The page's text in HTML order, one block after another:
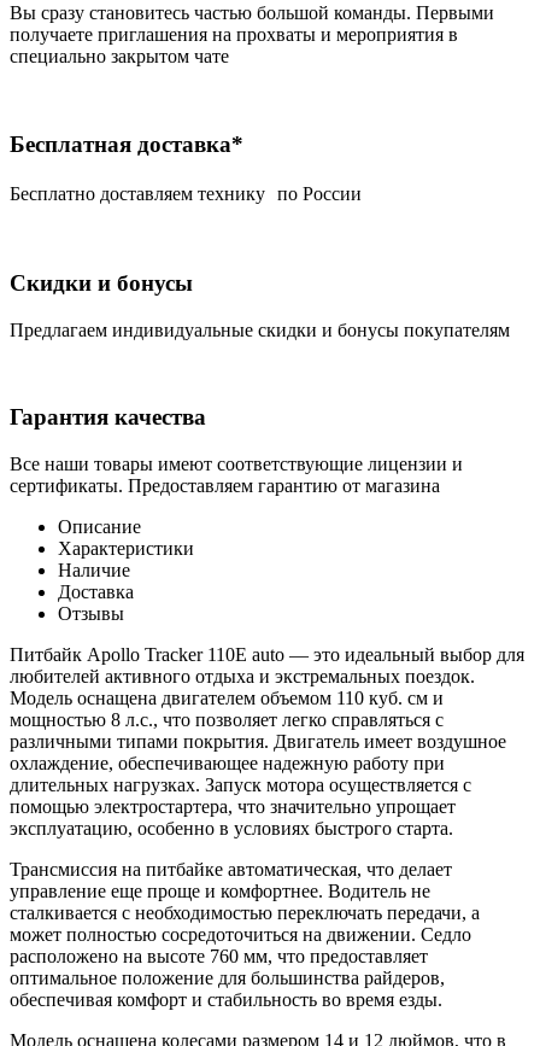
Вы сразу становитесь частью большой команды. Первыми
получаете приглашения на прохваты и мероприятия в
специально закрытом чате
Бесплатная доставка*
Беcплатно доставляем технику по России
Скидки и бонусы
Предлагаем индивидуальные скидки и бонусы покупателям
Гарантия качества
Все наши товары имеют соответствующие лицензии и
сертификаты. Предоставляем гарантию от магазина
Описание
Характеристики
Наличие
Доставка
Отзывы
Питбайк Apollo Tracker 110E auto — это идеальный выбор для
любителей активного отдыха и экстремальных поездок.
Модель оснащена двигателем объемом 110 куб. см и
мощностью 8 л.с., что позволяет легко справляться с
различными типами покрытия. Двигатель имеет воздушное
охлаждение, обеспечивающее надежную работу при
длительных нагрузках. Запуск мотора осуществляется с
помощью электростартера, что значительно упрощает
эксплуатацию, особенно в условиях быстрого старта.
Трансмиссия на питбайке автоматическая, что делает
управление еще проще и комфортнее. Водитель не
сталкивается с необходимостью переключать передачи, а
может полностью сосредоточиться на движении. Седло
расположено на высоте 760 мм, что предоставляет
оптимальное положение для большинства райдеров,
обеспечивая комфорт и стабильность во время езды.
Модель оснащена колесами размером 14 и 12 дюймов, что в